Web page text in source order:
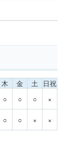
木 金 土
日祝
○ ○ ○ ×
○ ○ × ×